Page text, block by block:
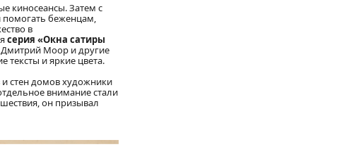
киносеансы. Затем с
беженцам,
в
серия «Окна сатиры
Моор и другие
тексты и яркие цвета.
стен домов художники
внимание стали
он призывал